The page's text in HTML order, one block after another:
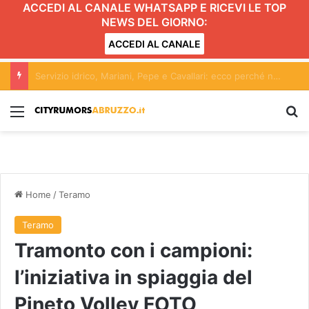
ACCEDI AL CANALE WHATSAPP E RICEVI LE TOP
NEWS DEL GIORNO:
ACCEDI AL CANALE
Donna uccisa a martellate in casa: il nipote in caserma
Menu
Home /Teramo
Teramo
Tramonto con i campioni:
l’iniziativa in spiaggia del